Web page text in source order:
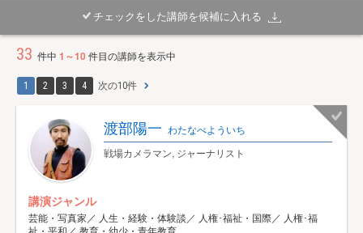
チェックをした講師を候補に入れる
33 件中 1～10件目の講師を表示中
1 2 3 4 次の10件
渡部陽一 わたなべよういち
戦場カメラマン, ジャーナリスト
講演ジャンル
芸能・写真家／ 人生・経験・体験談／ 人権･福祉・国際／ 人権･福
祉・平和／ 教育・幼少・青年教育